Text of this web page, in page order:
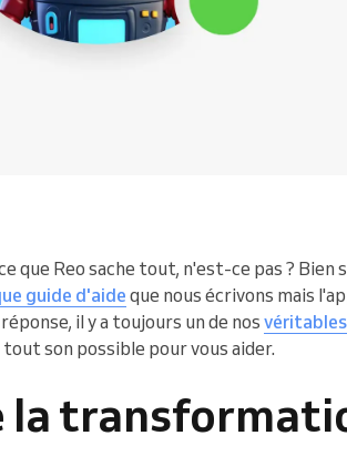
que Reo sache tout, n'est-ce pas ? Bien
guide d'aideque nous écrivons mais
il y a toujours un de nos
son possible pour vous aider.
la